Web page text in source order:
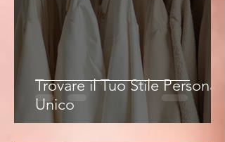
Trovare il Tuo Stile Personale
Unico